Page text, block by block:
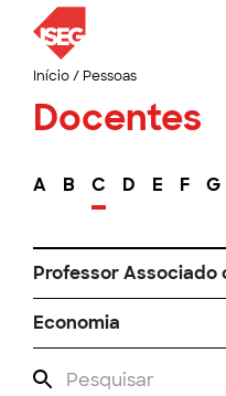
Início/ Pessoas
Docentes
A B C D E F G
Professor Associado
Economia